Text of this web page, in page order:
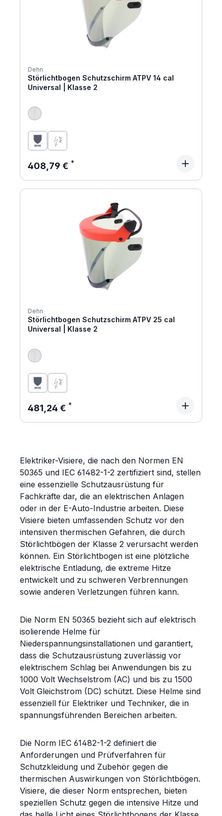
Dehn
Störlichtbogen Schutzschirm ATPV 14 cal
Universal | Klasse 2
Regulärer Preis:
408,79 €
Dehn
Störlichtbogen Schutzschirm ATPV 25 cal
Universal | Klasse 2
Regulärer Preis:
481,24 €
Elektriker-Visiere, die nach den Normen EN
50365 und IEC 61482-1-2 zertifiziert sind, stellen
eine essenzielle Schutzausrüstung für
Fachkräfte dar, die an elektrischen Anlagen
oder in der E-Auto-Industrie arbeiten. Diese
Visiere bieten umfassenden Schutz vor den
intensiven thermischen Gefahren, die durch
Störlichtbögen der Klasse 2 verursacht werden
können. Ein Störlichtbogen ist eine plötzliche
elektrische Entladung, die extreme Hitze
entwickelt und zu schweren Verbrennungen
sowie anderen Verletzungen führen kann.
Die Norm EN 50365 bezieht sich auf elektrisch
isolierende Helme für
Niederspannungsinstallationen und garantiert,
dass die Schutzausrüstung zuverlässig vor
elektrischem Schlag bei Anwendungen bis zu
1000 Volt Wechselstrom (AC) und bis zu 1500
Volt Gleichstrom (DC) schützt. Diese Helme sind
essenziell für Elektriker und Techniker, die in
spannungsführenden Bereichen arbeiten.
Die Norm IEC 61482-1-2 definiert die
Anforderungen und Prüfverfahren für
Schutzkleidung und Zubehör gegen die
thermischen Auswirkungen von Störlichtbögen.
Visiere, die dieser Norm entsprechen, bieten
speziellen Schutz gegen die intensive Hitze und